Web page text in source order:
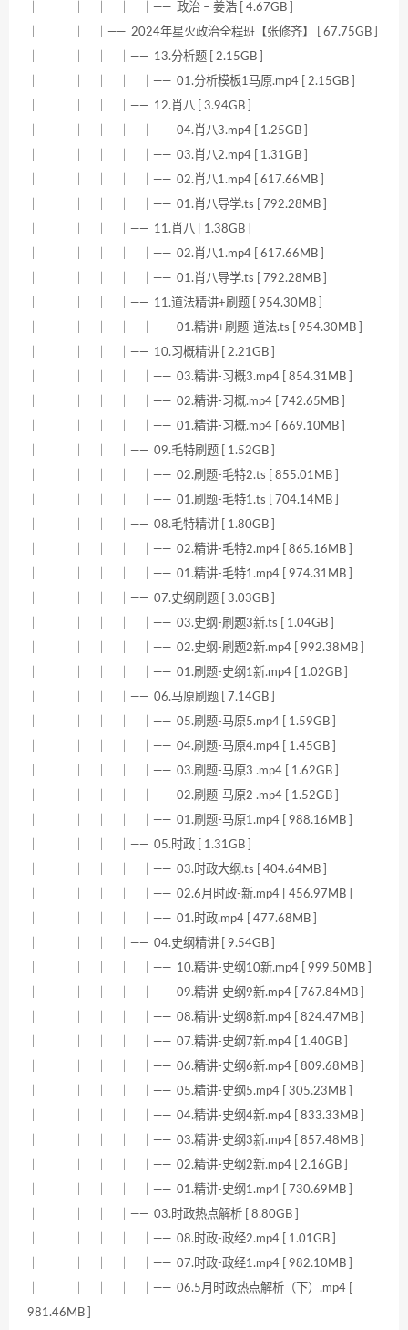
｜ ｜ ｜ ｜ ｜ ｜—— 政治 – 姜浩 [ 4.67GB ]
｜ ｜ ｜ ｜—— 2024年星火政治全程班【张修齐】 [ 67.75GB ]
｜ ｜ ｜ ｜ ｜—— 13.分析题 [ 2.15GB ]
｜ ｜ ｜ ｜ ｜ ｜—— 01.分析模板1马原.mp4 [ 2.15GB ]
｜ ｜ ｜ ｜ ｜—— 12.肖八 [ 3.94GB ]
｜ ｜ ｜ ｜ ｜ ｜—— 04.肖八3.mp4 [ 1.25GB ]
｜ ｜ ｜ ｜ ｜ ｜—— 03.肖八2.mp4 [ 1.31GB ]
｜ ｜ ｜ ｜ ｜ ｜—— 02.肖八1.mp4 [ 617.66MB ]
｜ ｜ ｜ ｜ ｜ ｜—— 01.肖八导学.ts [ 792.28MB ]
｜ ｜ ｜ ｜ ｜—— 11.肖八 [ 1.38GB ]
｜ ｜ ｜ ｜ ｜ ｜—— 02.肖八1.mp4 [ 617.66MB ]
｜ ｜ ｜ ｜ ｜ ｜—— 01.肖八导学.ts [ 792.28MB ]
｜ ｜ ｜ ｜ ｜—— 11.道法精讲+刷题 [ 954.30MB ]
｜ ｜ ｜ ｜ ｜ ｜—— 01.精讲+刷题-道法.ts [ 954.30MB ]
｜ ｜ ｜ ｜ ｜—— 10.习概精讲 [ 2.21GB ]
｜ ｜ ｜ ｜ ｜ ｜—— 03.精讲-习概3.mp4 [ 854.31MB ]
｜ ｜ ｜ ｜ ｜ ｜—— 02.精讲-习概.mp4 [ 742.65MB ]
｜ ｜ ｜ ｜ ｜ ｜—— 01.精讲-习概.mp4 [ 669.10MB ]
｜ ｜ ｜ ｜ ｜—— 09.毛特刷题 [ 1.52GB ]
｜ ｜ ｜ ｜ ｜ ｜—— 02.刷题-毛特2.ts [ 855.01MB ]
｜ ｜ ｜ ｜ ｜ ｜—— 01.刷题-毛特1.ts [ 704.14MB ]
｜ ｜ ｜ ｜ ｜—— 08.毛特精讲 [ 1.80GB ]
｜ ｜ ｜ ｜ ｜ ｜—— 02.精讲-毛特2.mp4 [ 865.16MB ]
｜ ｜ ｜ ｜ ｜ ｜—— 01.精讲-毛特1.mp4 [ 974.31MB ]
｜ ｜ ｜ ｜ ｜—— 07.史纲刷题 [ 3.03GB ]
｜ ｜ ｜ ｜ ｜ ｜—— 03.史纲-刷题3新.ts [ 1.04GB ]
｜ ｜ ｜ ｜ ｜ ｜—— 02.史纲-刷题2新.mp4 [ 992.38MB ]
｜ ｜ ｜ ｜ ｜ ｜—— 01.刷题-史纲1新.mp4 [ 1.02GB ]
｜ ｜ ｜ ｜ ｜—— 06.马原刷题 [ 7.14GB ]
｜ ｜ ｜ ｜ ｜ ｜—— 05.刷题-马原5.mp4 [ 1.59GB ]
｜ ｜ ｜ ｜ ｜ ｜—— 04.刷题-马原4.mp4 [ 1.45GB ]
｜ ｜ ｜ ｜ ｜ ｜—— 03.刷题-马原3 .mp4 [ 1.62GB ]
｜ ｜ ｜ ｜ ｜ ｜—— 02.刷题-马原2 .mp4 [ 1.52GB ]
｜ ｜ ｜ ｜ ｜ ｜—— 01.刷题-马原1.mp4 [ 988.16MB ]
｜ ｜ ｜ ｜ ｜—— 05.时政 [ 1.31GB ]
｜ ｜ ｜ ｜ ｜ ｜—— 03.时政大纲.ts [ 404.64MB ]
｜ ｜ ｜ ｜ ｜ ｜—— 02.6月时政-新.mp4 [ 456.97MB ]
｜ ｜ ｜ ｜ ｜ ｜—— 01.时政.mp4 [ 477.68MB ]
｜ ｜ ｜ ｜ ｜—— 04.史纲精讲 [ 9.54GB ]
｜ ｜ ｜ ｜ ｜ ｜—— 10.精讲-史纲10新.mp4 [ 999.50MB ]
｜ ｜ ｜ ｜ ｜ ｜—— 09.精讲-史纲9新.mp4 [ 767.84MB ]
｜ ｜ ｜ ｜ ｜ ｜—— 08.精讲-史纲8新.mp4 [ 824.47MB ]
｜ ｜ ｜ ｜ ｜ ｜—— 07.精讲-史纲7新.mp4 [ 1.40GB ]
｜ ｜ ｜ ｜ ｜ ｜—— 06.精讲-史纲6新.mp4 [ 809.68MB ]
｜ ｜ ｜ ｜ ｜ ｜—— 05.精讲-史纲5.mp4 [ 305.23MB ]
｜ ｜ ｜ ｜ ｜ ｜—— 04.精讲-史纲4新.mp4 [ 833.33MB ]
｜ ｜ ｜ ｜ ｜ ｜—— 03.精讲-史纲3新.mp4 [ 857.48MB ]
｜ ｜ ｜ ｜ ｜ ｜—— 02.精讲-史纲2新.mp4 [ 2.16GB ]
｜ ｜ ｜ ｜ ｜ ｜—— 01.精讲-史纲1.mp4 [ 730.69MB ]
｜ ｜ ｜ ｜ ｜—— 03.时政热点解析 [ 8.80GB ]
｜ ｜ ｜ ｜ ｜ ｜—— 08.时政-政经2.mp4 [ 1.01GB ]
｜ ｜ ｜ ｜ ｜ ｜—— 07.时政-政经1.mp4 [ 982.10MB ]
｜ ｜ ｜ ｜ ｜ ｜—— 06.5月时政热点解析（下）.mp4 [
981.46MB ]